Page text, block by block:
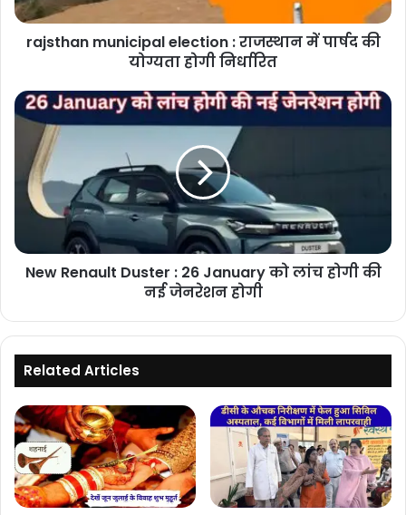
योग्यता
होगीrajsthan municipal election : राजस्थान में पार्षद की
योग्यता होगी निर्धारित
New
Renault
Duster
26
January
होगी
New Renault Duster : 26 January को लांच होगी की
नई जेनरेशन होगी
Related Articles